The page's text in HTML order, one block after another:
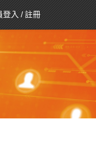
登入/註冊